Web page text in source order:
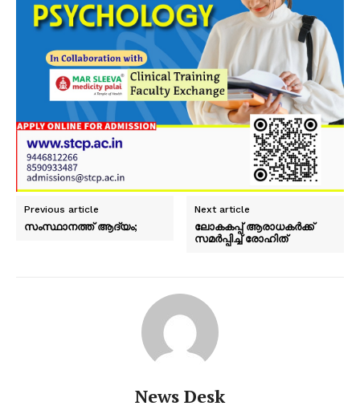
Previous article
സംസ്ഥാനത്ത് ആദ്യം;
Next article
ലോകകപ്പ് ആരാധകർക്ക്
സമർപ്പിച്ച് രോഹിത്
News Desk